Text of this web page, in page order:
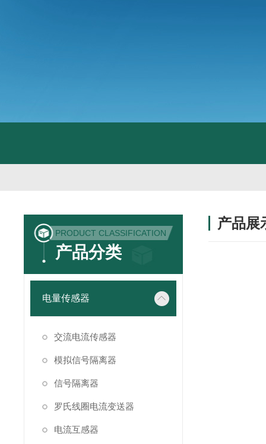
PRODUCT CLASSIFICATION
产品分类
电量传感器
交流电流传感器
模拟信号隔离器
信号隔离器
罗氏线圈电流变送器
电流互感器
产品展